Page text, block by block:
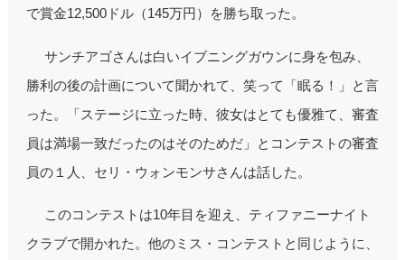
で賞金12,500ドル（145万円）を勝ち取った。
サンチアゴさんは白いイブニングガウンに身を包み、
勝利の後の計画について聞かれて、笑って「眠る！」と言
った。「ステージに立った時、彼女はとても優雅て、審査
員は満場一致だったのはそのためだ」とコンテストの審査
員の１人、セリ・ウォンモンサさんは話した。
このコンテストは10年目を迎え、ティファニーナイト
クラブで開かれた。他のミス・コンテストと同じように、